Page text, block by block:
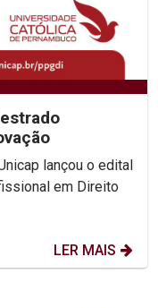
lançou o edital
em Direito
LER MAIS